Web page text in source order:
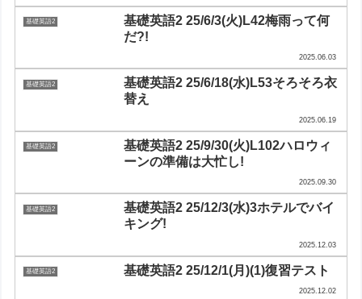
基礎英語2
基礎英語2 25/6/3(火)L42梅雨って何
だ?!
2025.06.03
基礎英語2
基礎英語2 25/6/18(水)L53そろそろ衣
替え
2025.06.19
基礎英語2
基礎英語2 25/9/30(火)L102ハロウィ
ーンの準備は大忙し!
2025.09.30
基礎英語2
基礎英語2 25/12/3(水)3ホテルでバイ
キング!
2025.12.03
基礎英語2 基礎英語2 25/12/1(月)(1)復習テスト
2025.12.02